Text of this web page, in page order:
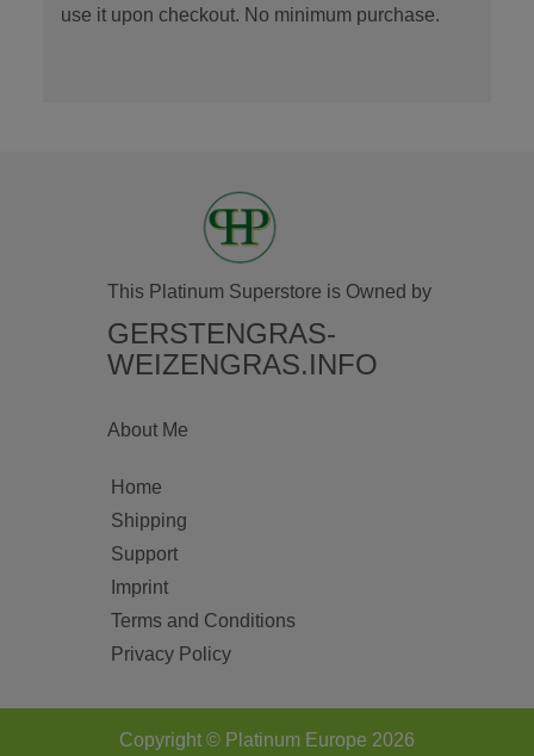
use it upon checkout. No minimum purchase.
This Platinum Superstore is Owned by
GERSTENGRAS-
WEIZENGRAS.INFO
About Me
Home
Shipping
Support
Imprint
Terms and Conditions
Privacy Policy
Copyright © Platinum Europe 2026